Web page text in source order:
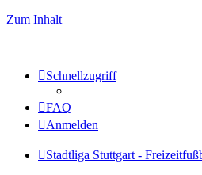
Zum Inhalt
Schnellzugriff
FAQ
Anmelden
Stadtliga Stuttgart -